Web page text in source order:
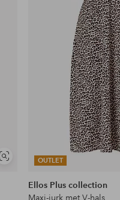
SoortgelijkeOUTLET
Ellos Plus collection
Maxi-jurk met V-hals